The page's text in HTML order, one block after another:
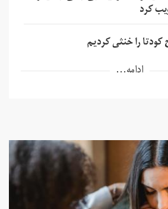
کرد
را خنثی کردیم
ادامه...